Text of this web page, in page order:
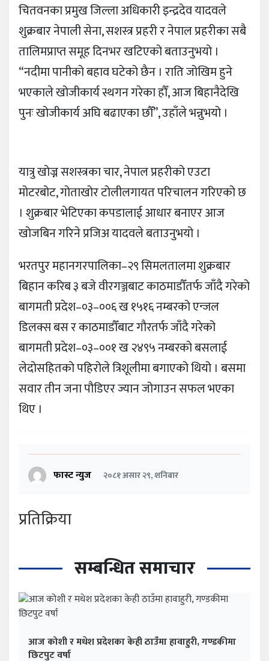
चितवनका प्रमुख जिल्ला अधिकारी इन्द्रदेव यादवले
शुक्रबार नेपाली सेना, सशस्त्र प्रहरी र नेपाल प्रहरीका सबै
तालिमप्राप्त समूह दिनभर खटिएको बताउनुभयो ।
“नदीमा पानीको बहाव घटेको छैन । राति जोखिम हुने
भएकाले खोजीकार्य स्थगन गरेका हौँ, आज बिहानैदेखि
पुनः खोजीकार्य अघि बढाएका छौँ”, उहाँले भन्नुभयो ।
यात्रु खोज्न सशस्त्रका चार, नेपाल प्रहरीको एउटा
मोटरबोट, गोताखोर टोलीलगायत परिचालन गरिएको छ
। शुक्रबार भेटिएका कपडालाई आधार बनाएर आज
खोजबिन गरिने प्रजिअ यादवले बताउनुभयो ।
भरतपुर महानगरपालिका–२९ सिमलतालमा शुक्रबार
बिहान करिब ३ बजे वीरगञ्जबाट काठमाडौँतर्फ जाँदै गरेको
बागमती प्रदेश–०३–००६ ख १५१६ नम्बरको एन्जल
डिलक्स बस र काठमाडौँबाट गौरतर्फ जाँदै गरेको
बागमती प्रदेश–०३–००१ ख २४९५ नम्बरको बसलाई
लेदोसहितको पहिरोले त्रिशूलीमा बगाएको थियो । बसमा
सवार तीन जना पौडिएर ज्यान जोगाउन सफल भएका
थिए ।
फास्ट न्युज २०८१ असार २९, शनिबार
प्रतिक्रिया
सम्बन्धित समाचार
आज कोशी र मधेश प्रदेशका केही ठाउँमा हावाहुरी, गण्डकीमा
छिटपुट वर्षा